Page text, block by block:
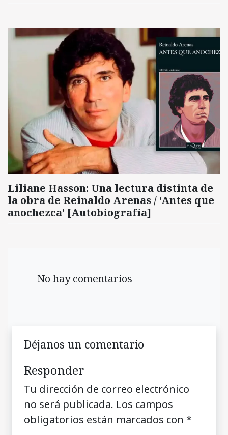
Liliane Hasson: Una lectura distinta de
la obra de Reinaldo Arenas / ‘Antes que
anochezca’ [Autobiografía]
No hay comentarios
Déjanos un comentario
Responder
Tu dirección de correo electrónico
no será publicada. Los campos
obligatorios están marcados con *